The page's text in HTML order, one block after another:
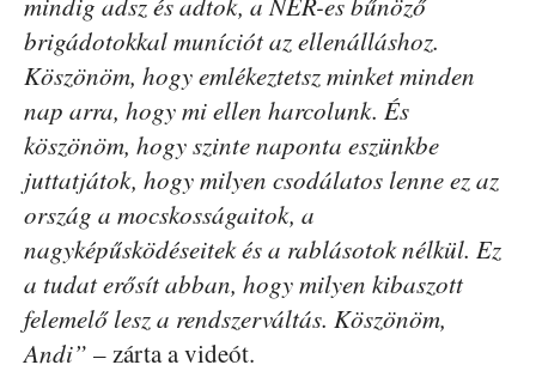
brigádotokkal muníciót az ellenálláshoz.
Köszönöm, hogy emlékeztetsz minket minden
nap arra, hogy mi ellen harcolunk. És
köszönöm, hogy szinte naponta eszünkbe
juttatjátok, hogy milyen csodálatos lenne ez az
ország a mocskosságaitok, a
nagyképűsködéseitek és a rablásotok nélkül. Ez
a tudat erősít abban, hogy milyen kibaszott
felemelő lesz a rendszerváltás. Köszönöm,
Andi” – zárta a videót.